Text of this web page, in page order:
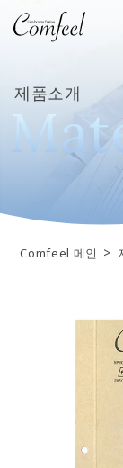
제품소개
Mat
Comfeel 메인 >